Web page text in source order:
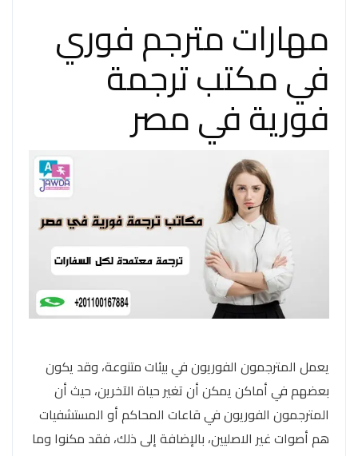
مهارات مترجم فوري
في مكتب ترجمة
فورية في مصر
يعمل المترجمون الفوريون في بيئات متنوعة، وقد يكون
بعضهم في أماكن يمكن أن تغير حياة الآخرين، حيث أن
المترجمون الفوريون في قاعات المحاكم أو المستشفيات
هم أصوات غير الاصليين، بالإضافة إلى ذلك، فقد مكنوا وما